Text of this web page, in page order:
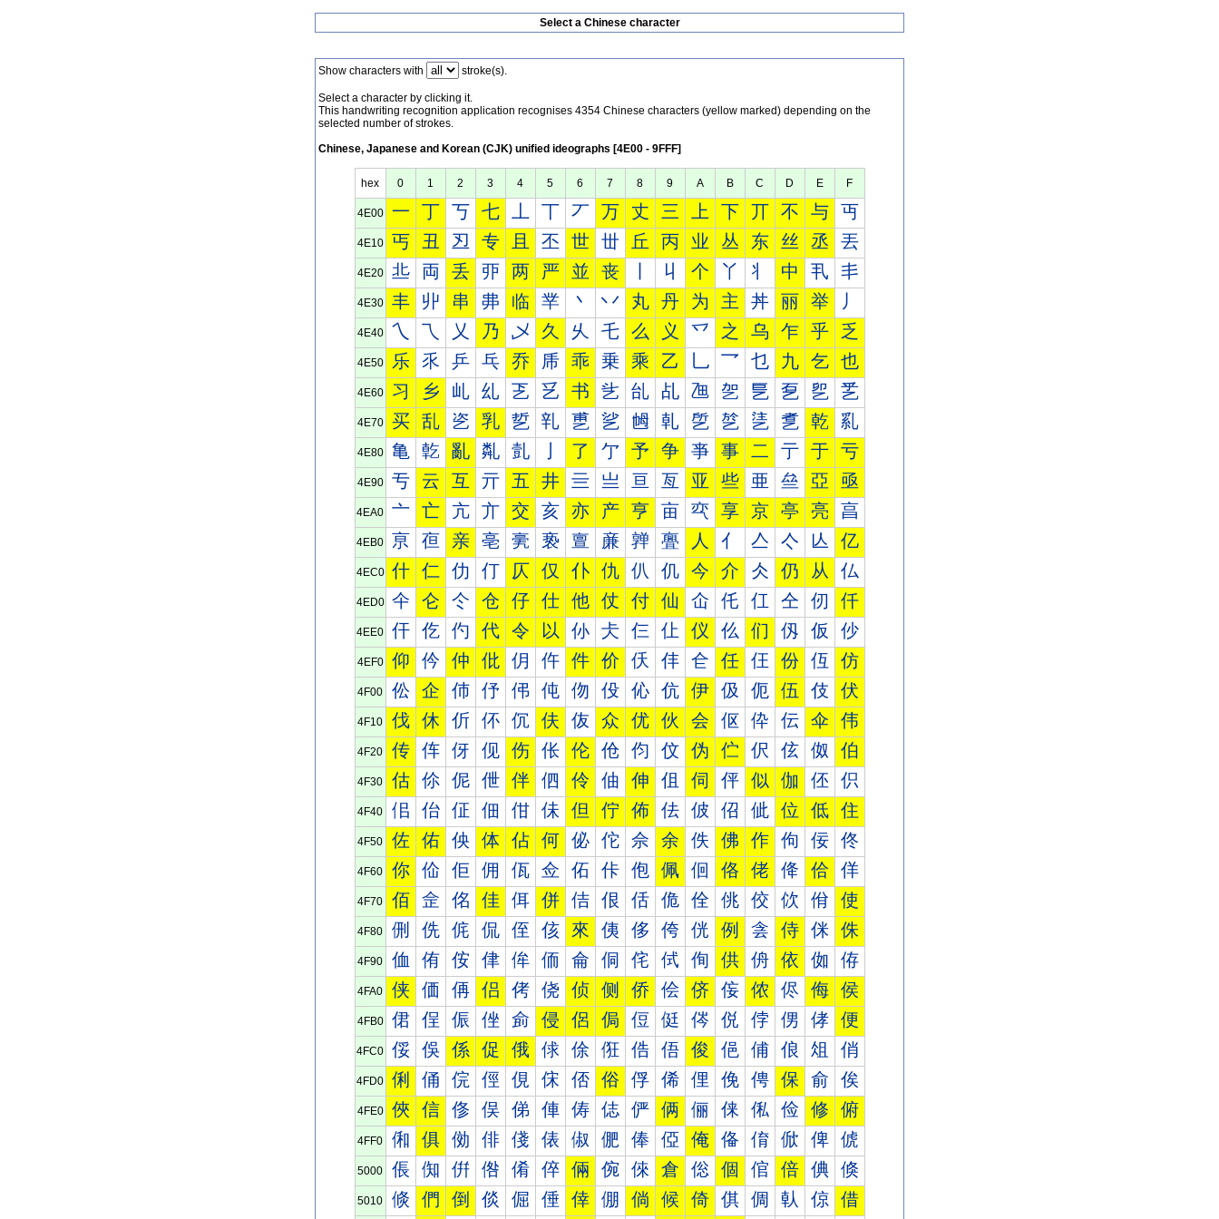
Select a Chinese character
Show characters with stroke(s).
Select a character by clicking it.
This handwriting recognition application recognises 4354 Chinese characters (yellow marked) depending on the
selected number of strokes.
Chinese, Japanese and Korean (CJK) unified ideographs [4E00 - 9FFF]
hex 0 1 2 3 4 5 6 7 8 9 A B C D E F
4E00 一 丁 丂 七 丅 丆 万 丈 三 上 下 丌 不 与 丏
4E10 丐 丑 丒 专 且 丕 世 丗 丘 丙 业 丛 东 丝 丞 丟
4E20 丠 両 丢 丣 两 严 並 丧 丩 个 丫 丬 中 丮 丯
4E30 丰 丱 串 丳 临 丵 丶 丷 丸 丹 为 主 丼 丽 举 丿
4E40 乀 乁 乂 乃 乄 久 乆 乇 么 义 乊 之 乌 乍 乎 乏
4E50 乐 乑 乒 乓 乔 乕 乖 乗 乘 乙 乚 乛 乜 九 乞 也
4E60 习 乡 乢 乣 乤 乥 书 乧 乨 乩 乪 乫 乬 乭 乮 乯
4E70 买 乱 乲 乳 乴 乵 乶 乷 乸 乹 乺 乻 乼 乽 乾 乿
4E80 亀 亁 亂 亃 亄 了 亇 予 争 亊 事 二 亍 于 亏
4E90 亐 云 互 亓 五 井 亖 亗 亘 亙 亚 些 亜 亝 亞 亟
4EA0 亠 亡 亢 亣 交 亥 亦 产 亨 亩 亪 享 京 亭 亮 亯
4EB0 亰 亱 亲 亳 亴 亵 亶 亷 亸 亹 人 亻 亼 亽 亾 亿
4EC0 什 仁 仂 仃 仄 仅 仆 仇 仈 仉 今 介 仌 仍 从 仏
4ED0 仐 仑 仒 仓 仔 仕 他 仗 付 仙 仚 仛 仜 仝 仞 仟
4EE0 仠 仡 仢 代 令 以 仦 仧 仨 仩 仪 仫 们 仭 仮 仯
4EF0 仰 仱 仲 仳 仴 仵 件 价 仸 仹 仺 任 仼 份 仾 仿
4F00 伀 企 伂 伃 伄 伅 伆 伇 伈 伉 伊 伋 伌 伍 伎 伏
4F10 伐 休 伒 伓 伔 伕 伖 众 优 伙 会 伛 伜 伝 伞 伟
4F20 传 伡 伢 伣 伤 伥 伦 伧 伨 伩 伪 伫 伬 伭 伮 伯
4F30 估 伱 伲 伳 伴 伵 伶 伷 伸 伹 伺 伻 似 伽 伾 伿
4F40 佀 佁 佂 佃 佄 佅 但 佇 佈 佉 佊 佋 佌 位 低 住
4F50 佐 佑 佒 体 佔 何 佖 佗 佘 余 佚 佛 作 佝 佞 佟
4F60 你 佡 佢 佣 佤 佥 佦 佧 佨 佩 佪 佫 佬 佭 佮 佯
4F70 佰 佱 佲 佳 佴 併 佶 佷 佸 佹 佺 佻 佼 佽 佾 使
4F80 侀 侁 侂 侃 侄 侅 來 侇 侈 侉 侊 例 侌 侍 侎 侏
4F90 侐 侑 侒 侓 侔 侕 侖 侗 侘 侙 侚 供 侜 依 侞 侟
4FA0 侠 価 侢 侣 侤 侥 侦 侧 侨 侩 侪 侫 侬 侭 侮 侯
4FB0 侰 侱 侲 侳 侴 侵 侶 侷 侸 侹 侺 侻 侼 侽 侾 便
4FC0 俀 俁 係 促 俄 俅 俆 俇 俈 俉 俊 俋 俌 俍 俎 俏
4FD0 俐 俑 俒 俓 俔 俕 俖 俗 俘 俙 俚 俛 俜 保 俞 俟
4FE0 俠 信 俢 俣 俤 俥 俦 俧 俨 俩 俪 俫 俬 俭 修 俯
4FF0 俰 俱 俲 俳 俴 俵 俶 俷 俸 俹 俺 俻 俼 俽 俾 俿
5000 倀 倁 倂 倃 倄 倅 倆 倇 倈 倉 倊 個 倌 倍 倎 倏
5010 倐 們 倒 倓 倔 倕 倖 倗 倘 候 倚 倛 倜 倝 倞 借